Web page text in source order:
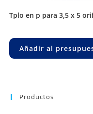
tplo en p para 3,5 x 5
Añadir al
Productos